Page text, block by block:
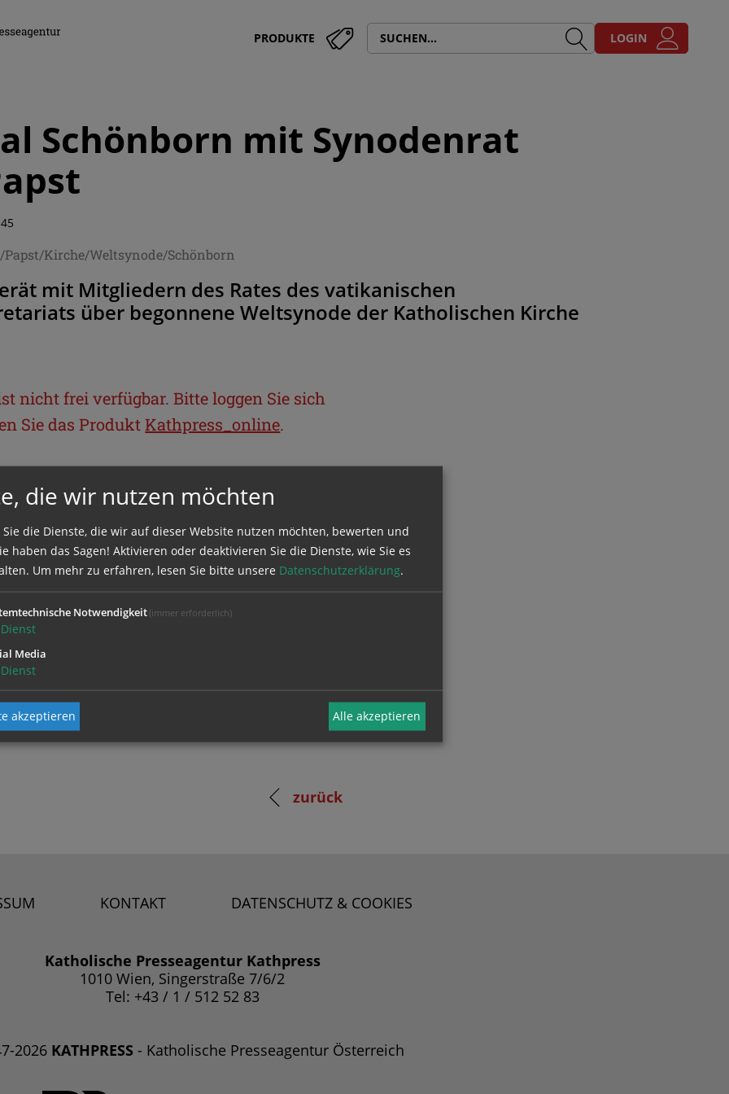
PRODUKTE LOGIN
Schönborn mit Synodenrat
Kirche/Weltsynode/Schönborn
mit Mitgliedern des Rates des vatikanischen
über begonnene Weltsynode der Katholischen Kirche
nicht frei verfügbar. Bitte loggen Sie sich
Sie das Produkt Kathpress_online.
sich mit Ihrem Benutzernamen und
zurück
KONTAKT DATENSCHUTZ & COOKIES
Katholische Presseagentur Kathpress
1010 Wien, Singerstraße 7/6/2
Tel: +43 / 1 / 512 52 83
2026 KATHPRESS - Katholische Presseagentur Österreich
die wir nutzen möchten
Sie die Dienste, die wir auf dieser Website nutzen möchten, bewerten und
haben das Sagen! Aktivieren oder deaktivieren Sie die Dienste, wie Sie es
Um mehr zu erfahren, lesen Sie bitte unsere Datenschutzerklärung.
Notwendigkeit (immer erforderlich)
Dienst
Media
Dienst
akzeptieren Alle akzeptieren